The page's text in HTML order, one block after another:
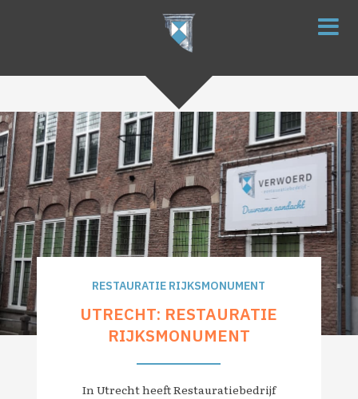
RESTAURATIE RIJKSMONUMENT
UTRECHT: RESTAURATIE
RIJKSMONUMENT
In Utrecht heeft Restauratiebedrijf